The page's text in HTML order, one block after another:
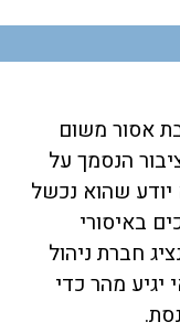
אסור משום
הנסמך על
שהוא נכשל
באיסורי
חברת ניהול
מהר כדי